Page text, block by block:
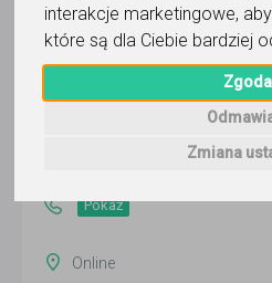
interakcje marketingowe,
które są dla Ciebie bardziej
Zgoda
Zmiana
Kaja
Wyślij
Pokaż
Online